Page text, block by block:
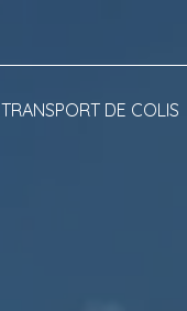
TRANSPORT DE COLIS